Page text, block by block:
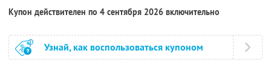
Купон действителен по 4 сентября 2026 включительно
Узнай, как воспользоваться купоном